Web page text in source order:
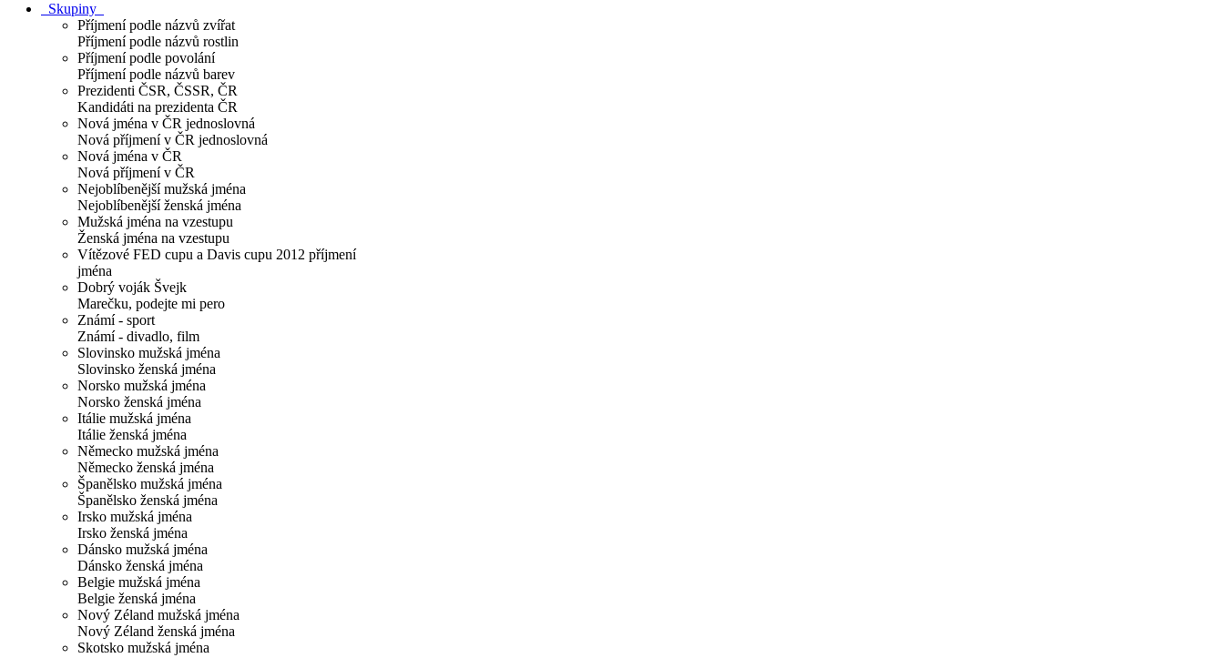
Skupiny
Příjmení podle názvů zvířat
Příjmení podle názvů rostlin
Příjmení podle povolání
Příjmení podle názvů barev
Prezidenti ČSR, ČSSR, ČR
Kandidáti na prezidenta ČR
Nová jména v ČR jednoslovná
Nová příjmení v ČR jednoslovná
Nová jména v ČR
Nová příjmení v ČR
Nejoblíbenější mužská jména
Nejoblíbenější ženská jména
Mužská jména na vzestupu
Ženská jména na vzestupu
Vítězové FED cupu a Davis cupu 2012 příjmení
jména
Dobrý voják Švejk
Marečku, podejte mi pero
Známí - sport
Známí - divadlo, film
Slovinsko mužská jména
Slovinsko ženská jména
Norsko mužská jména
Norsko ženská jména
Itálie mužská jména
Itálie ženská jména
Německo mužská jména
Německo ženská jména
Španělsko mužská jména
Španělsko ženská jména
Irsko mužská jména
Irsko ženská jména
Dánsko mužská jména
Dánsko ženská jména
Belgie mužská jména
Belgie ženská jména
Nový Zéland mužská jména
Nový Zéland ženská jména
Skotsko mužská jména